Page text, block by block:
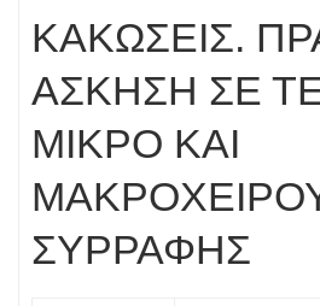
ΚΑΚΩΣΕΙΣ.
ΑΣΚΗΣΗ ΣΕ
ΜΙΚΡΟ ΚΑΙ
ΣΥΡΡΑΦΗΣ